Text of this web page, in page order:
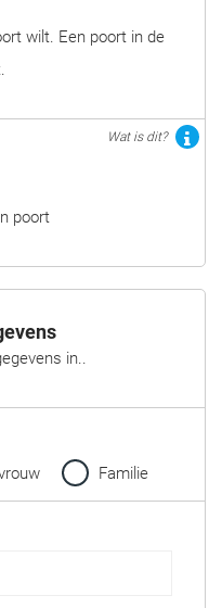
wilt. Een poort in de
Wat is dit?
poort
in..
Familie